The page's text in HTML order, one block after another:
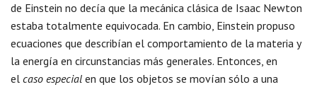
de Einstein no decía que la mecánica clásica de Isaac Newton
estaba totalmente equivocada. En cambio, Einstein propuso
ecuaciones que describían el comportamiento de la materia y
la energía en circunstancias más generales. Entonces, en
el caso especial en que los objetos se movían sólo a una